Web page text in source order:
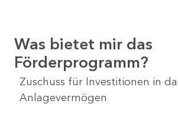
Was bietet mir das
Förderprogramm?
Zuschuss für Investitionen in
Anlagevermögen